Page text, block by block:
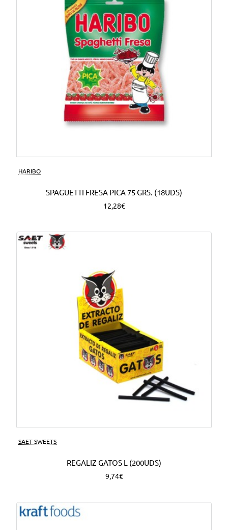
HARIBO
SPAGUETTI FRESA PICA 75 GRS. (18UDS)
12,28€
SAET SWEETS
REGALIZ GATOS L (200UDS)
9,74€